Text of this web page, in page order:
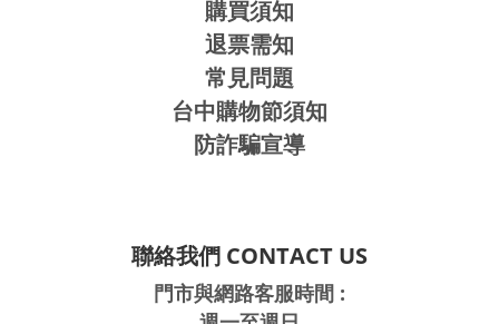
購買須知
退票需知
常見問題
台中購物節須知
防詐騙宣導
聯絡我們 CONTACT US
門市與網路客服時間 :